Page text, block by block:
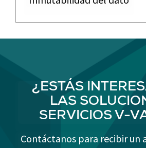
¿ESTÁS
LAS
SERVICIOS V-
Contáctanos para recibir un